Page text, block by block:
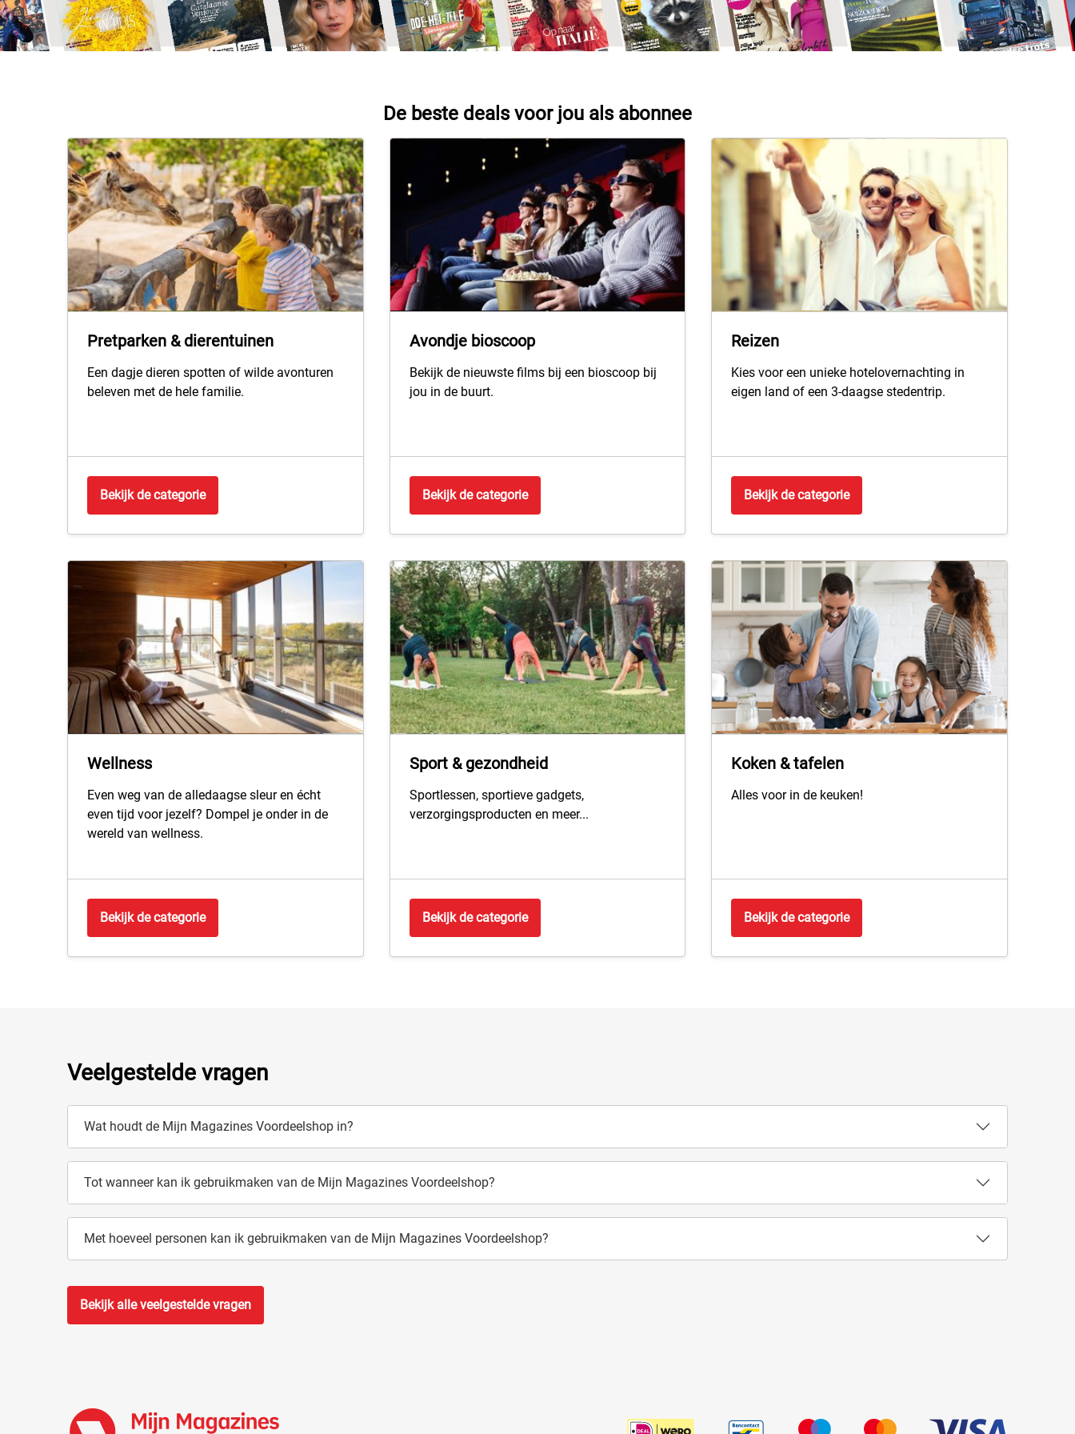
De beste deals voor jou als abonnee
Pretparken & dierentuinen
Een dagje dieren spotten of wilde avonturen
beleven met de hele familie.
Bekijk de categorie
Avondje bioscoop
Bekijk de nieuwste films bij een bioscoop bij
jou in de buurt.
Bekijk de categorie
Reizen
Kies voor een unieke hotelovernachting in
eigen land of een 3-daagse stedentrip.
Bekijk de categorie
Wellness
Even weg van de alledaagse sleur en écht
even tijd voor jezelf? Dompel je onder in de
wereld van wellness.
Bekijk de categorie
Sport & gezondheid
Sportlessen, sportieve gadgets,
verzorgingsproducten en meer...
Bekijk de categorie
Koken & tafelen
Alles voor in de keuken!
Bekijk de categorie
Veelgestelde vragen
Wat houdt de Mijn Magazines Voordeelshop in?
Tot wanneer kan ik gebruikmaken van de Mijn Magazines Voordeelshop?
Met hoeveel personen kan ik gebruikmaken van de Mijn Magazines Voordeelshop?
Bekijk alle veelgestelde vragen